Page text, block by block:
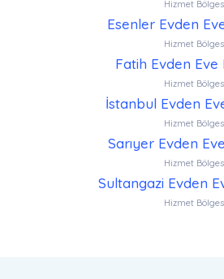
Hizmet
Esenler Evden
Hizmet
Fatih Evden
Hizmet
İstanbul Evden
Hizmet
Sarıyer Evden
Hizmet
Sultangazi Evden
Hizmet